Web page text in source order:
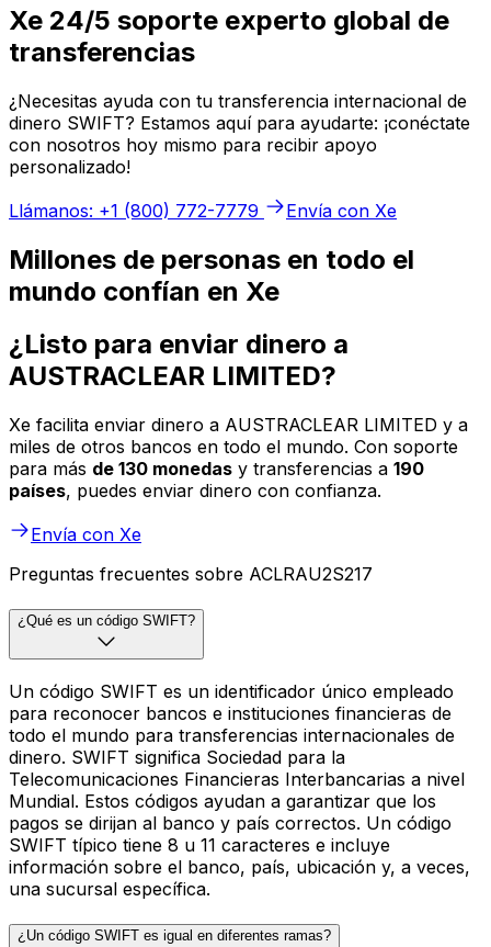
Xe 24/5 soporte experto global de
transferencias
¿Necesitas ayuda con tu transferencia internacional de
dinero SWIFT? Estamos aquí para ayudarte: ¡conéctate
con nosotros hoy mismo para recibir apoyo
personalizado!
Llámanos: +1 (800) 772-7779
Envía con Xe
Millones de personas en todo el
mundo confían en Xe
¿Listo para enviar dinero a
AUSTRACLEAR LIMITED?
Xe facilita enviar dinero a AUSTRACLEAR LIMITED y a
miles de otros bancos en todo el mundo. Con soporte
para más de 130 monedas y transferencias a 190
países, puedes enviar dinero con confianza.
Envía con Xe
Preguntas frecuentes sobre ACLRAU2S217
¿Qué es un código SWIFT?
Un código SWIFT es un identificador único empleado
para reconocer bancos e instituciones financieras de
todo el mundo para transferencias internacionales de
dinero. SWIFT significa Sociedad para la
Telecomunicaciones Financieras Interbancarias a nivel
Mundial. Estos códigos ayudan a garantizar que los
pagos se dirijan al banco y país correctos. Un código
SWIFT típico tiene 8 u 11 caracteres e incluye
información sobre el banco, país, ubicación y, a veces,
una sucursal específica.
¿Un código SWIFT es igual en diferentes ramas?